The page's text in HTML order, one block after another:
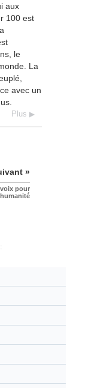
aux
100 est
le
La
avec un
Plus
»
pour